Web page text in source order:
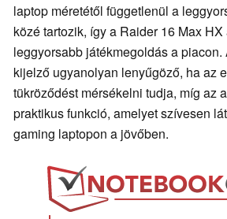
laptop méretétől függetlenül a
közé tartozik, így a Raider 16 Max
leggyorsabb játékmegoldás a piacon.
kijelző ugyanolyan lenyűgöző, ha az
tükröződést mérsékelni tudja, míg az
praktikus funkció, amelyet szívesen
gaming laptopon a jövőben.